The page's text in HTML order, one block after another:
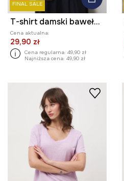
FINAL SALE
T-shirt damski bawełniany
Cena aktualna:
29,90 zł
Cena regularna: 49,90 zł
Najniższa cena: 49,90 zł